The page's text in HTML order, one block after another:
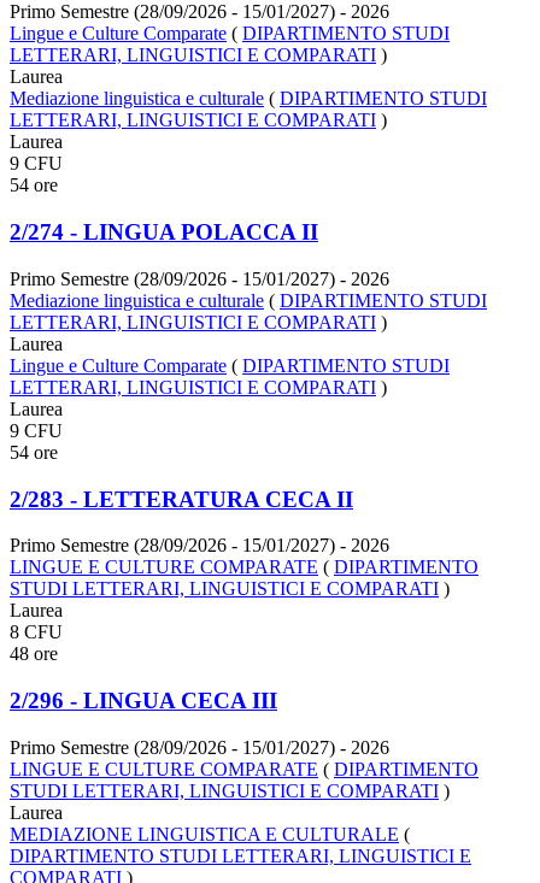
Primo Semestre (28/09/2026 - 15/01/2027) - 2026
Lingue e Culture Comparate ( DIPARTIMENTO STUDI
LETTERARI, LINGUISTICI E COMPARATI )
Laurea
Mediazione linguistica e culturale ( DIPARTIMENTO STUDI
LETTERARI, LINGUISTICI E COMPARATI )
Laurea
9 CFU
54 ore
2/274 - LINGUA POLACCA II
Primo Semestre (28/09/2026 - 15/01/2027) - 2026
Mediazione linguistica e culturale ( DIPARTIMENTO STUDI
LETTERARI, LINGUISTICI E COMPARATI )
Laurea
Lingue e Culture Comparate ( DIPARTIMENTO STUDI
LETTERARI, LINGUISTICI E COMPARATI )
Laurea
9 CFU
54 ore
2/283 - LETTERATURA CECA II
Primo Semestre (28/09/2026 - 15/01/2027) - 2026
LINGUE E CULTURE COMPARATE ( DIPARTIMENTO
STUDI LETTERARI, LINGUISTICI E COMPARATI )
Laurea
8 CFU
48 ore
2/296 - LINGUA CECA III
Primo Semestre (28/09/2026 - 15/01/2027) - 2026
LINGUE E CULTURE COMPARATE ( DIPARTIMENTO
STUDI LETTERARI, LINGUISTICI E COMPARATI )
Laurea
MEDIAZIONE LINGUISTICA E CULTURALE (
DIPARTIMENTO STUDI LETTERARI, LINGUISTICI E
COMPARATI )